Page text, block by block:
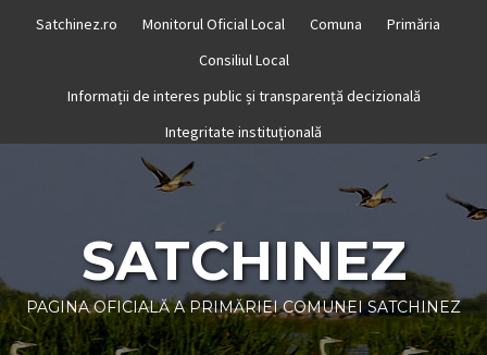
Satchinez.ro Monitorul Oficial Local Comuna
Primăria
Consiliul Local
Informații de interes public și transparență decizională
Integritate instituțională
SATCHINEZ
PAGINA OFICIALĂ A PRIMĂRIEI COMUNEI SATCHINEZ